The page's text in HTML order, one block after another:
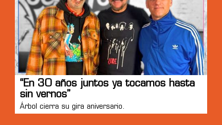
“En 30 años juntos ya tocamos hasta
sin vernos”
Árbol cierra su gira aniversario.